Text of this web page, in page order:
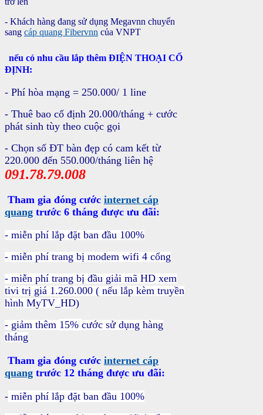
- Khách hàng đang sử dụng Megavnn chuyển
sang cáp quang Fibervnn của VNPT
nếu có nhu cầu lắp thêm ĐIỆN THOẠI CỐ
ĐỊNH:
- Phí hòa mạng = 250.000/ 1 line
- Thuê bao cố định 20.000/tháng + cước
phát sinh tùy theo cuộc gọi
- Chọn số ĐT bàn đẹp có cam kết từ
220.000 đến 550.000/tháng liên hệ
091.78.79.008
Tham gia đóng cước internet cáp
quang trước 6 tháng được ưu đãi:
- miễn phí lắp đặt ban đầu 100%
- miễn phí trang bị modem wifi 4 cổng
- miễn phí trang bị đầu giải mã HD xem
tivi trị giá 1.260.000 ( nếu lắp kèm truyền
hình MyTV_HD)
- giảm thêm 15% cước sử dụng hàng
tháng
Tham gia đóng cước internet cáp
quang trước 12 tháng được ưu đãi:
- miễn phí lắp đặt ban đầu 100%